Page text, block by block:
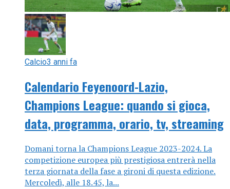
Calcio3 anni fa
Calendario Feyenoord-Lazio,
Champions League: quando si gioca,
data, programma, orario, tv, streaming
Domani torna la Champions League 2023-2024. La
competizione europea più prestigiosa entrerà nella
terza giornata della fase a gironi di questa edizione.
Mercoledì, alle 18.45, la...